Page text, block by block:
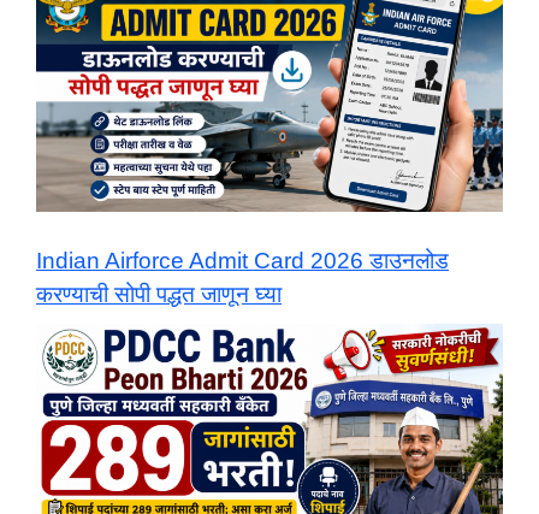
Indian Airforce Admit Card 2026 डाउनलोड
करण्याची सोपी पद्धत जाणून घ्या